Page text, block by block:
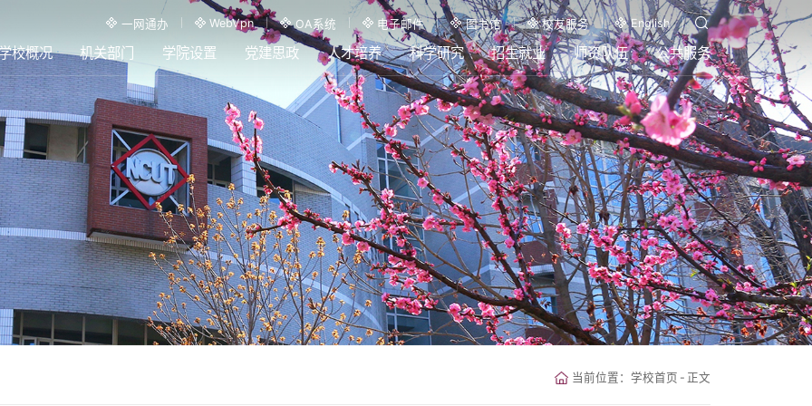
一网通办 WebVpn OA系统 电子邮件 图书馆 校友服务 English
校概况 机关部门 学院设置 党建思政 人才培养 科学研究 招生就业 师资队伍 公共服务
当前位置： 学校首页 - 正文